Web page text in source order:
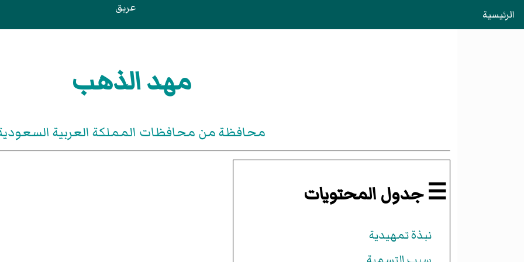
الرئيسية عريق
مهد الذهب
محافظة من محافظات المملكة العربية
☰ جدول المحتويات
نبذة تمهيدية